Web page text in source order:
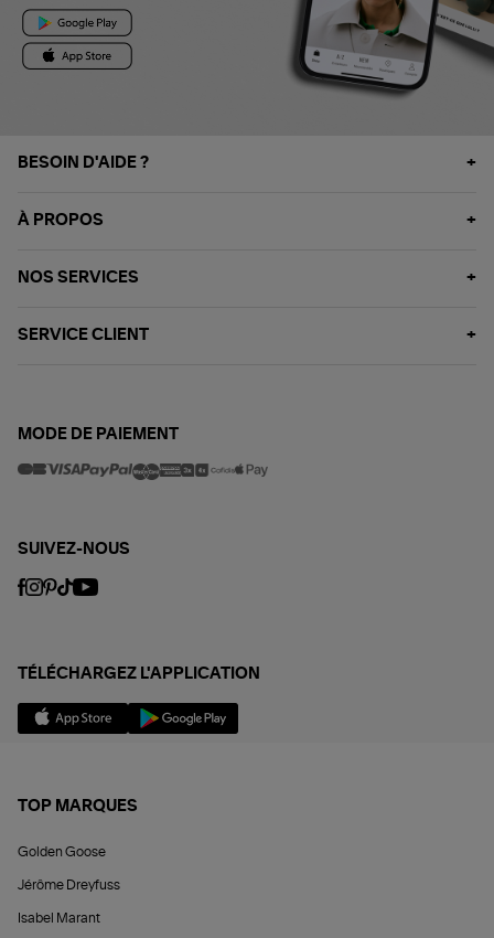
BESOIN D'AIDE ?
À PROPOS
NOS SERVICES
SERVICE CLIENT
MODE DE PAIEMENT
SUIVEZ-NOUS
TÉLÉCHARGEZ L'APPLICATION
TOP MARQUES
Golden Goose
Jérôme Dreyfuss
Isabel Marant